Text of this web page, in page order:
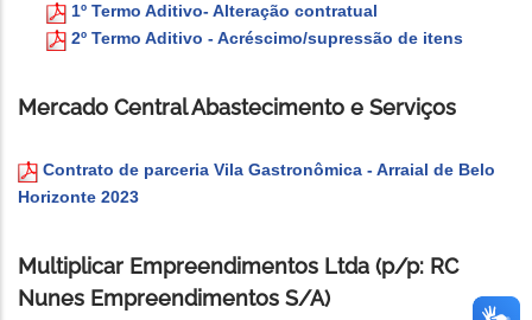
1º Termo Aditivo- Alteração contratual
2º Termo Aditivo - Acréscimo/supressão de itens
Mercado Central Abastecimento e Serviços
Contrato de parceria Vila Gastronômica - Arraial de Belo
Horizonte 2023
Multiplicar Empreendimentos Ltda (p/p: RC
Nunes Empreendimentos S/A)